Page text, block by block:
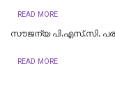
READ MORE
സൗജന്യ പി.എസ്.സി.
READ MORE